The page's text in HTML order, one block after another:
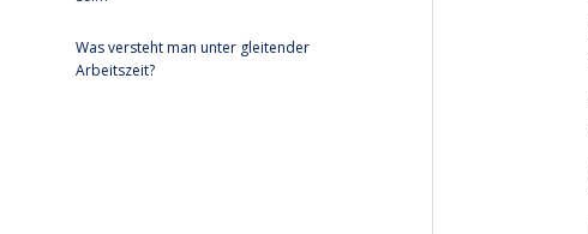
Was versteht man unter gleitender
Arbeitszeit?